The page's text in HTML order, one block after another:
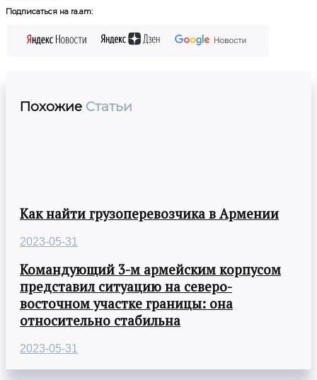
Подписаться на ra.am:
Похожие Статьи
Как найти грузоперевозчика в Армении
2023-05-31
Командующий 3-м армейским корпусом
представил ситуацию на северо-
восточном участке границы: она
относительно стабильна
2023-05-31